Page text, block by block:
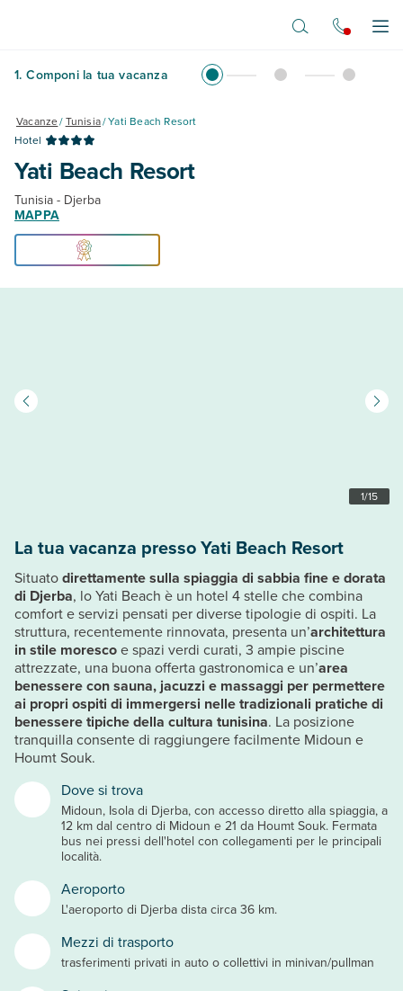
1. Componi la tua vacanza
Vacanze/Tunisia/Yati Beach Resort
Hotel
Yati Beach Resort
Tunisia - Djerba
MAPPA
1/15
Dove si trova
Midoun, Isola di Djerba, con accesso diretto alla spiaggia, a
12 km dal centro di Midoun e 21 da Houmt Souk. Fermata
bus nei pressi dell'hotel con collegamenti per le principali
località.
Aeroporto
L'aeroporto di Djerba dista circa 36 km.
Mezzi di trasporto
trasferimenti privati in auto o collettivi in minivan/pullman
La tua vacanza presso Yati Beach Resort
Situatodirettamente sulla spiaggia di sabbia fine e dorata
di Djerba, lo Yati Beach è un hotel 4 stelle che combina
comfort e servizi pensati per diverse tipologie di ospiti. La
struttura, recentemente rinnovata, presenta un’architettura
in stile morescoe spazi verdi curati, 3 ampie piscine
attrezzate, una buona offerta gastronomica e un’area
benessere con sauna, jacuzzi e massaggi per permettere
ai propri ospiti di immergersi nelle tradizionali pratiche di
benessere tipiche della cultura tunisina. La posizione
tranquilla consente di raggiungere facilmente Midoun e
Houmt Souk.